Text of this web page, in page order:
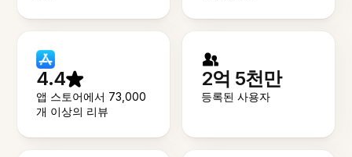
4.4
앱 스토어에서 73,000
개 이상의 리뷰
2억 5천만
등록된 사용자